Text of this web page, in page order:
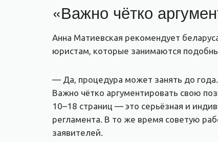
«Важно чётко
Анна Матиевская рекомендует
юристам, которые занимаются
— Да, процедура может занять до
Важно чётко аргументировать свою
10–18 страниц — это серьёзная и
регламента. В то же время советую
заявителей.